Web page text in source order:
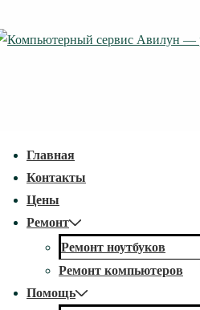
Перейти
Главная
Контакты
Цены
Ремонт
Ремонт ноутбуков
Ремонт компьютеров
Помощь